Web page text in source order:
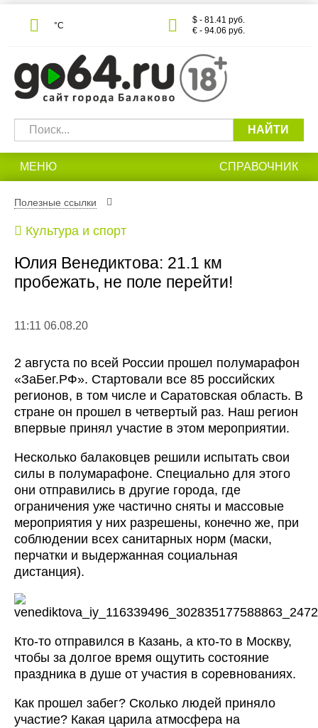
°С
$ - 81.41 руб.
€ - 94.06 руб.
НАЙТИ
МЕНЮ СПРАВОЧНИК
Полезные ссылки
Культура и спорт
Юлия Венедиктова: 21.1 км
пробежать, не поле перейти!
11:11 06.08.20
2 августа по всей России прошел полумарафон
«ЗаБег.РФ». Стартовали все 85 российских
регионов, в том числе и Саратовская область. В
стране он прошел в четвертый раз. Наш регион
впервые принял участие в этом мероприятии.
Несколько балаковцев решили испытать свои
силы в полумарафоне. Специально для этого
они отправились в другие города, где
ограничения уже частично сняты и массовые
мероприятия у них разрешены, конечно же, при
соблюдении всех санитарных норм (маски,
перчатки и выдержанная социальная
дистанция).
Кто-то отправился в Казань, а кто-то в Москву,
чтобы за долгое время ощутить состояние
праздника в душе от участия в соревнованиях.
Как прошел забег? Сколько людей приняло
участие? Какая царила атмосфера на